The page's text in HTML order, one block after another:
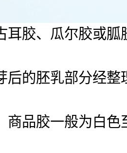
耳胶、瓜尔胶或
后的胚乳部分经
商品胶一般为白